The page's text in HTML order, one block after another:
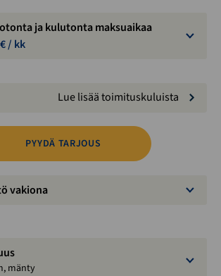
ja kulutonta maksuaikaa
€ / kk
Lue lisää toimituskuluista
PYYDÄ TARJOUS
vakiona
mänty